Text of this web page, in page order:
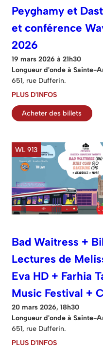
Peyghamy et
et conférence
2026
19 mars 2026 à 21h30
Longueur d'onde à Sainte-
651, rue Dufferin.
PLUS D'INFOS
Acheter des billets
WL 913
Bad Waitress +
Lectures de
Eva HD + Farhia
Music Festival +
20 mars 2026, 18h30
Longueur d'onde à Sainte-
651, rue Dufferin.
PLUS D'INFOS